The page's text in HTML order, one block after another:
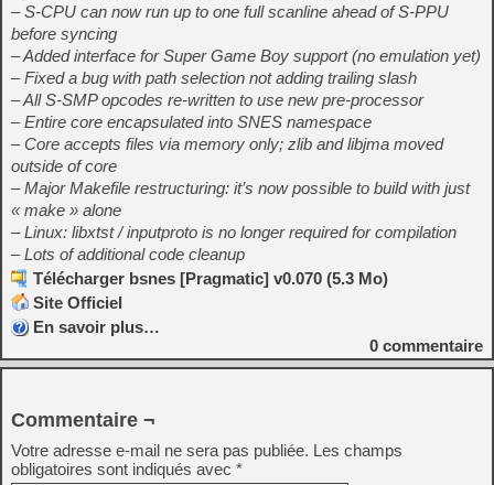
– S-CPU can now run up to one full scanline ahead of S-PPU
before syncing
– Added interface for Super Game Boy support (no emulation yet)
– Fixed a bug with path selection not adding trailing slash
– All S-SMP opcodes re-written to use new pre-processor
– Entire core encapsulated into SNES namespace
– Core accepts files via memory only; zlib and libjma moved
outside of core
– Major Makefile restructuring: it’s now possible to build with just
« make » alone
– Linux: libxtst / inputproto is no longer required for compilation
– Lots of additional code cleanup
Télécharger bsnes [Pragmatic] v0.070 (5.3 Mo)
Site Officiel
En savoir plus…
0 commentaire
Commentaire ¬
Votre adresse e-mail ne sera pas publiée. Les champs
obligatoires sont indiqués avec *